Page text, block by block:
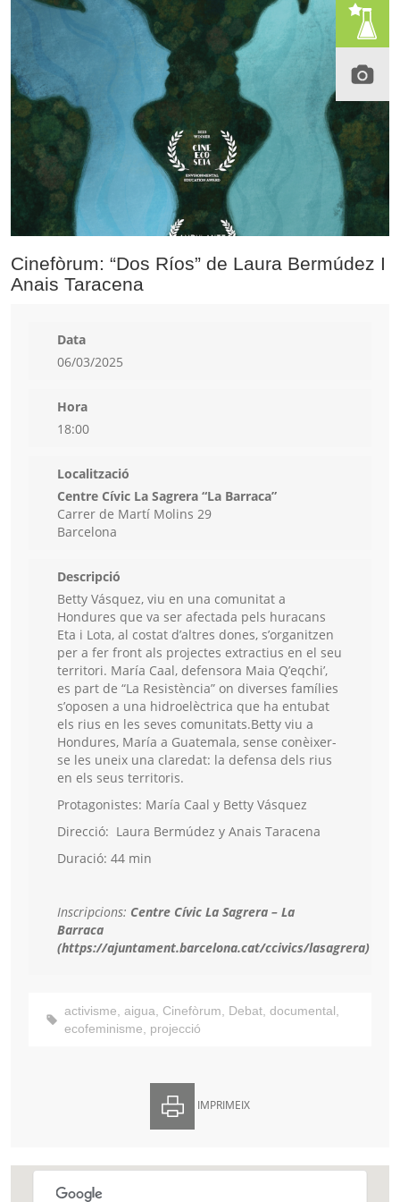
Cinefòrum: “Dos Ríos” de Laura Bermúdez I
Anais Taracena
Data
06/03/2025
Hora
18:00
Localització
Centre Cívic La Sagrera “La Barraca”
Carrer de Martí Molins 29
Barcelona
Descripció
Betty Vásquez, viu en una comunitat a
Hondures que va ser afectada pels huracans
Eta i Lota, al costat d’altres dones, s’organitzen
per a fer front als projectes extractius en el seu
territori. María Caal, defensora Maia Q’eqchi’,
es part de “La Resistència” on diverses famílies
s’oposen a una hidroelèctrica que ha entubat
els rius en les seves comunitats.Betty viu a
Hondures, María a Guatemala, sense conèixer-
se les uneix una claredat: la defensa dels rius
en els seus territoris.
Protagonistes: María Caal y Betty Vásquez
Direcció: Laura Bermúdez y Anais Taracena
Duració: 44 min
Inscripcions: Centre Cívic La Sagrera – La
Barraca
(https://ajuntament.barcelona.cat/ccivics/lasagrera)
activisme, aigua, Cinefòrum, Debat, documental,
ecofeminisme, projecció
IMPRIMEIX